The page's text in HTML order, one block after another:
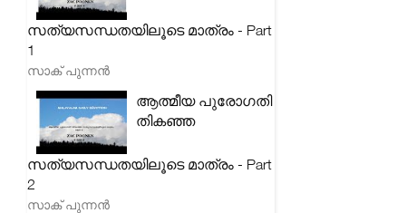
സത്യസന്ധതയിലൂടെ മാത്രം - Part
1
സാക് പുന്നൻ
ആത്മീയ പുരോഗതി
തികഞ്ഞ
സത്യസന്ധതയിലൂടെ മാത്രം - Part
2
സാക് പുന്നൻ